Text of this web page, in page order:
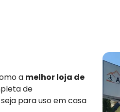
a melhor loja de
de
para uso em casa